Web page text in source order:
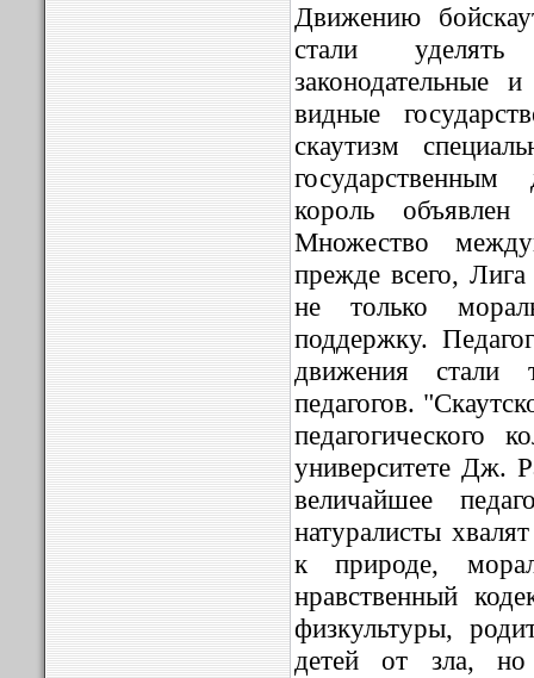
Движению
стали уделять
законодательные
видные
скаутизм
король
Множество
прежде всего,
не только
поддержку.
движения стали
педагогов.
педагогического
университете Дж.
величайшее
натуралисты
к природе,
нравственный
физкультуры,
детей от зла, но